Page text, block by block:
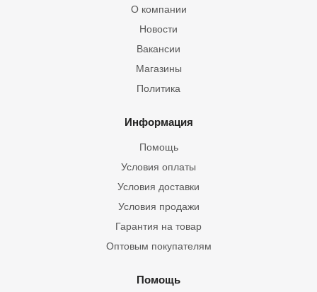
О компании
Новости
Вакансии
Магазины
Политика
Информация
Помощь
Условия оплаты
Условия доставки
Условия продажи
Гарантия на товар
Оптовым покупателям
Помощь